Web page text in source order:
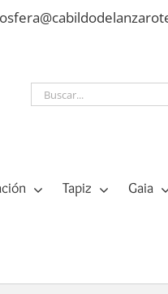
Buscar:
Tapiz Gaia